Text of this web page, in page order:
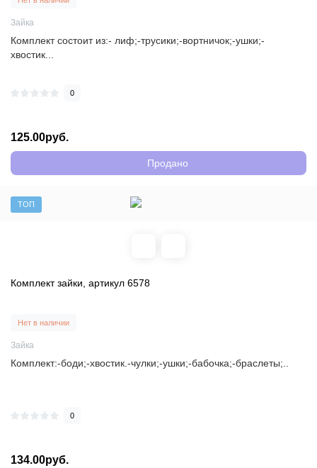
Зайка
Комплект состоит из:- лиф;-трусики;-вортничок;-ушки;-
хвостик...
0
125.00руб.
Продано
ТОП
Комплект зайки, артикул 6578
Нет в наличии
Зайка
Комплект:-боди;-хвостик.-чулки;-ушки;-бабочка;-браслеты;..
0
134.00руб.